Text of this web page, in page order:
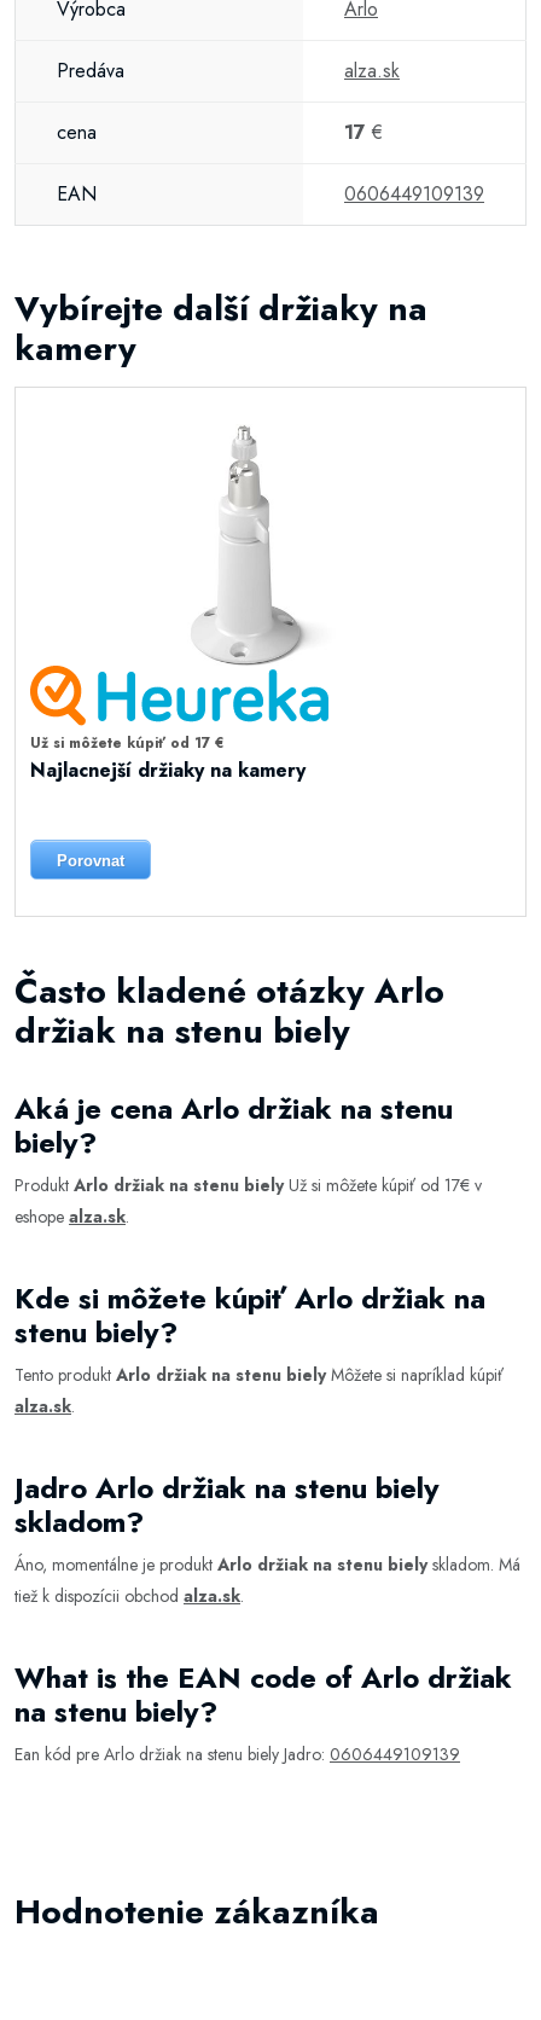
Výrobca Arlo
Predáva alza.sk
cena 17 €
EAN 0606449109139
Vybírejte další držiaky na
kamery
Už si môžete kúpiť od 17 €
Najlacnejší držiaky na kamery
Porovnat
Často kladené otázky Arlo
držiak na stenu biely
Aká je cena Arlo držiak na stenu
biely?
Produkt Arlo držiak na stenu bielyUž si môžete kúpiť od 17€ v
eshope alza.sk.
Kde si môžete kúpiť Arlo držiak na
stenu biely?
Tento produkt Arlo držiak na stenu bielyMôžete si napríklad kúpiť
alza.sk.
Jadro Arlo držiak na stenu biely
skladom?
Áno, momentálne je produkt Arlo držiak na stenu bielyskladom. Má
tiež k dispozícii obchod alza.sk.
What is the EAN code of Arlo držiak
na stenu biely?
Ean kód pre Arlo držiak na stenu biely Jadro: 0606449109139
Hodnotenie zákazníka